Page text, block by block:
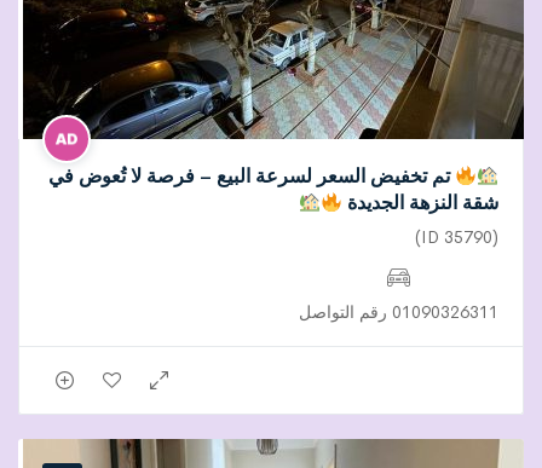
تم تخفيض السعر لسرعة البيع – فرصة لا تُعوض في
شقة النزهة الجديدة
(ID 35790)
01090326311 رقم التواصل